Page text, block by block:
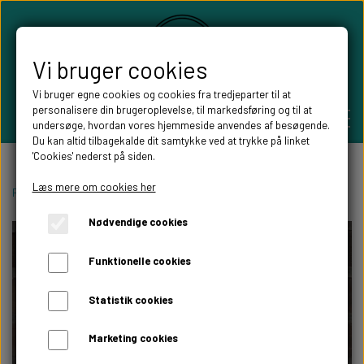
PERSONLIGE GAVER
BRYLLUPS GAVER
DÅBSGAVER/ NAVNGIVNING
SKILTE TIL FESTEN
WILLOW TREE FIGURER
WILLOW TREE BRYLLUPS FIGURER
Forside Boligen Skilte og husnumre
Vi bruger cookies
Vi bruger egne cookies og cookies fra tredjeparter til at
personalisere din brugeroplevelse, til markedsføring og til at
undersøge, hvordan vores hjemmeside anvendes af besøgende.
Du kan altid tilbagekalde dit samtykke ved at trykke på linket
'Cookies' nederst på siden.
Læs mere om cookies her
Nødvendige cookies
Funktionelle cookies
Statistik cookies
Marketing cookies